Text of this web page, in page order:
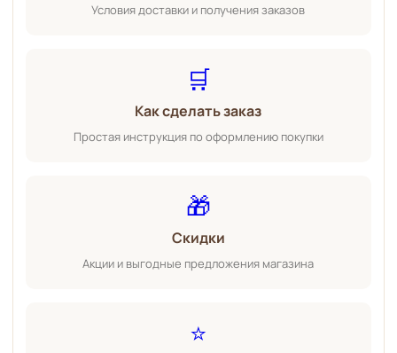
Условия доставки и получения заказов
🛒
Как сделать заказ
Простая инструкция по оформлению покупки
🎁
Скидки
Акции и выгодные предложения магазина
⭐